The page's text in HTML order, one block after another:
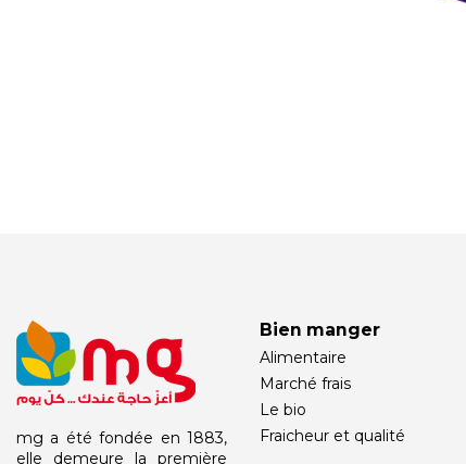
mg a été fondée en 1883,
elle demeure la première
Bien manger
Alimentaire
Marché frais
Le bio
Fraicheur et qualité